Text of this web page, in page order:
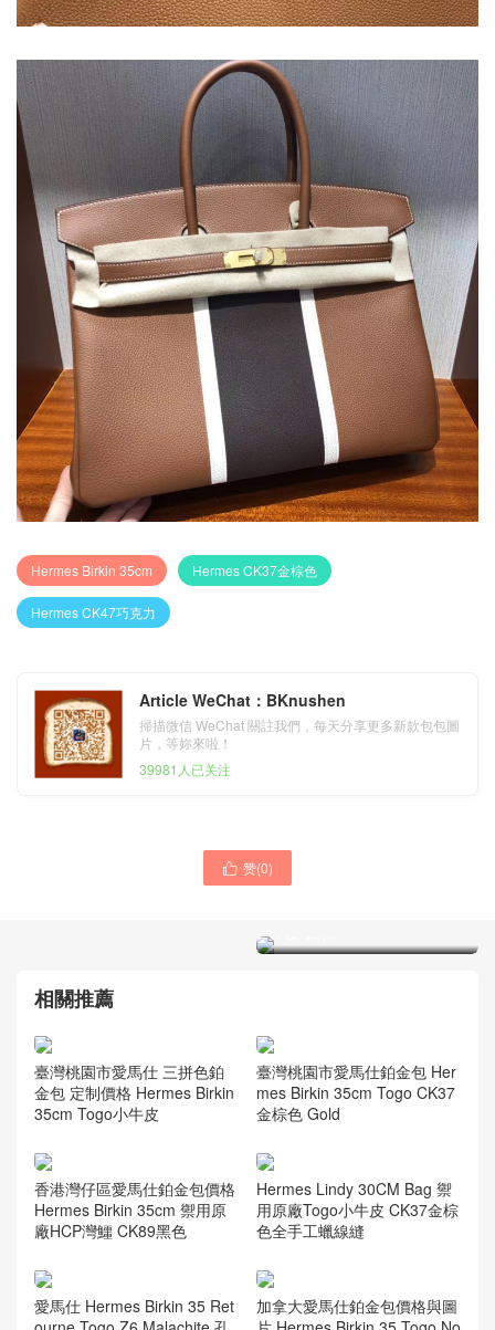
Hermes Birkin 35cm Hermes CK37金棕色
Hermes CK47巧克力
Article WeChat：BKnushen
掃描微信 WeChat 關註我們，每天分享更多新款包包圖
片，等妳來啦！
39981人已关注
 赞(0)
Hermes Kelly 24/24 bag
29cm PHW CK89 noir
Taurillon Maurice/Swift
Hermes Birkin 30 Bag
CK89 Black Togo GHW 小
相關推薦
臺灣桃園市愛馬仕 三拼色鉑
金包 定制價格 Hermes Birkin
35cm Togo小牛皮
臺灣桃園市愛馬仕鉑金包 Her
mes Birkin 35cm Togo CK37
金棕色 Gold